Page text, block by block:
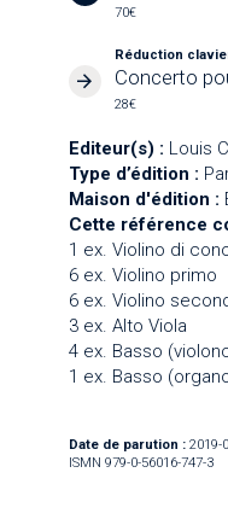
70€
Réduction
Concerto
28€
Editeur(s) : Louis
Type d’édition :
Maison d'édition :
Cette référence
1 ex. Violino di
6 ex. Violino primo
6 ex. Violino
3 ex. Alto Viola
4 ex. Basso
1 ex. Basso
Date de parution : 2019-
ISMN 979-0-56016-747-3